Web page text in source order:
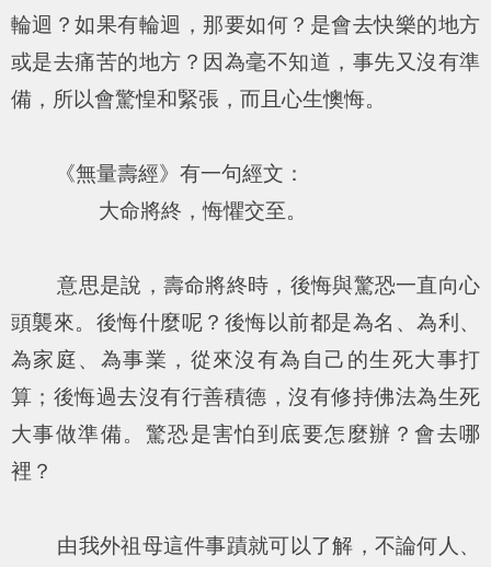
輪迴？如果有輪迴，那要如何？是會去快樂的地方
或是去痛苦的地方？因為毫不知道，事先又沒有準
備，所以會驚惶和緊張，而且心生懊悔。
《無量壽經》有一句經文：
大命將終，悔懼交至。
意思是說，壽命將終時，後悔與驚恐一直向心
頭襲來。後悔什麼呢？後悔以前都是為名、為利、
為家庭、為事業，從來沒有為自己的生死大事打
算；後悔過去沒有行善積德，沒有修持佛法為生死
大事做準備。驚恐是害怕到底要怎麼辦？會去哪
裡？
由我外祖母這件事蹟就可以了解，不論何人、